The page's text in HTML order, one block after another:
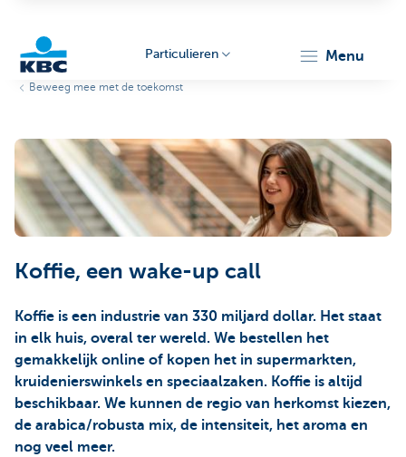
Particulieren menu
Beweeg mee met de toekomst
Koffie, een wake-up call
Koffie is een industrie van 330 miljard dollar. Het staat
in elk huis, overal ter wereld. We bestellen het
gemakkelijk online of kopen het in supermarkten,
kruidenierswinkels en speciaalzaken. Koffie is altijd
beschikbaar. We kunnen de regio van herkomst kiezen,
de arabica/robusta mix, de intensiteit, het aroma en
nog veel meer.